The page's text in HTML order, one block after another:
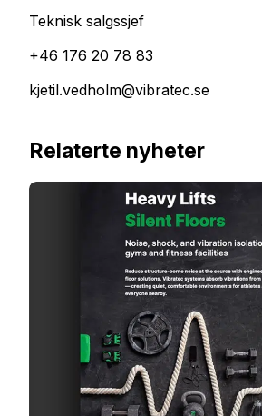
Teknisk salgssjef
+46 176 20 78 83
kjetil.vedholm@vibratec.se
Relaterte nyheter